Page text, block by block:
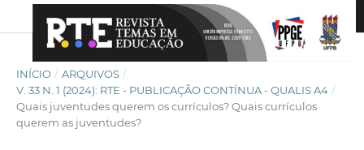
INÍCIO / ARQUIVOS /
V. 33 N. 1 (2024): RTE - PUBLICAÇÃO CONTÍNUA - QUALIS A4 /
Quais juventudes querem os currículos? Quais currículos
querem as juventudes?